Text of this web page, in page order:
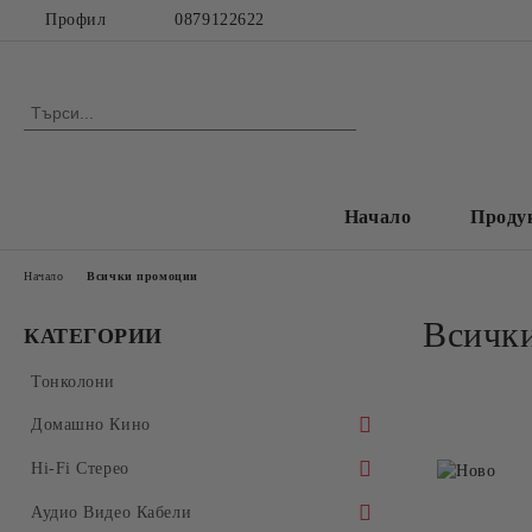
Профил 0879122622
Начало
КАТЕГОРИИ
Тонколони
Домашно Кино
Аудио Видео Рeсивъри
Многокални Усилватели
Hi-Fi Стерео
Усилватели
Аудио Видео Кабели
Начало Всички промоции